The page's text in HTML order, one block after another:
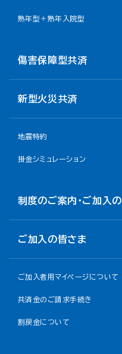
熟年型＋熟年入院型
傷害保障型共済
新型火災共済
地震特約
掛金シミュレーション
制度のご案内・ご加入
ご加入の皆さま
ご加入者用マイページについて
共済金のご請求手続き
割戻金について​